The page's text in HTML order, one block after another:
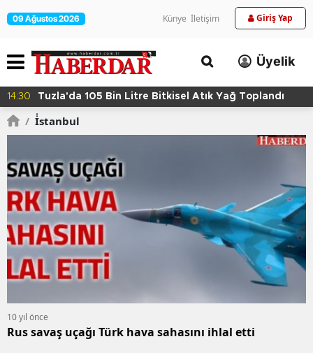
09 Ağustos 2026 Künye İletişim Giriş Yap
Üyelik
14:24 Kartal'da Hayvan Bakım Evi Çalışmaları Başladı
/ İ̇stanbul
10 yıl önce
Rus savaş uçağı Türk hava sahasını ihlal etti